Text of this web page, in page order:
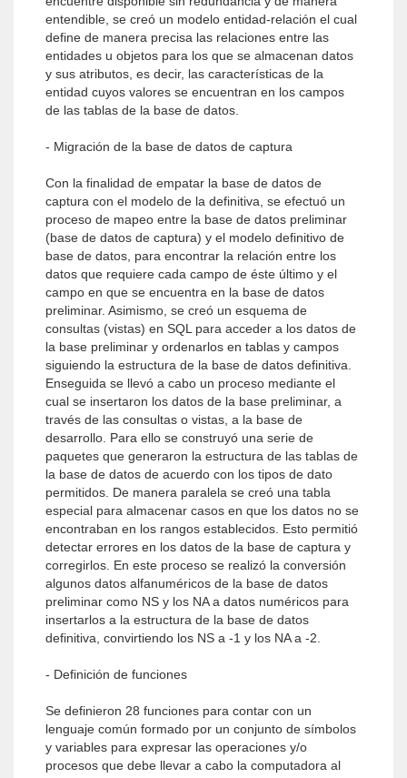
entendible, se creó un modelo entidad-relación el cual
define de manera precisa las relaciones entre las
entidades u objetos para los que se almacenan datos
y sus atributos, es decir, las características de la
entidad cuyos valores se encuentran en los campos
de las tablas de la base de datos.
- Migración de la base de datos de captura
Con la finalidad de empatar la base de datos de
captura con el modelo de la definitiva, se efectuó un
proceso de mapeo entre la base de datos preliminar
(base de datos de captura) y el modelo definitivo de
base de datos, para encontrar la relación entre los
datos que requiere cada campo de éste último y el
campo en que se encuentra en la base de datos
preliminar. Asimismo, se creó un esquema de
consultas (vistas) en SQL para acceder a los datos de
la base preliminar y ordenarlos en tablas y campos
siguiendo la estructura de la base de datos definitiva.
Enseguida se llevó a cabo un proceso mediante el
cual se insertaron los datos de la base preliminar, a
través de las consultas o vistas, a la base de
desarrollo. Para ello se construyó una serie de
paquetes que generaron la estructura de las tablas de
la base de datos de acuerdo con los tipos de dato
permitidos. De manera paralela se creó una tabla
especial para almacenar casos en que los datos no se
encontraban en los rangos establecidos. Esto permitió
detectar errores en los datos de la base de captura y
corregirlos. En este proceso se realizó la conversión
algunos datos alfanuméricos de la base de datos
preliminar como NS y los NA a datos numéricos para
insertarlos a la estructura de la base de datos
definitiva, convirtiendo los NS a -1 y los NA a -2.
- Definición de funciones
Se definieron 28 funciones para contar con un
lenguaje común formado por un conjunto de símbolos
y variables para expresar las operaciones y/o
procesos que debe llevar a cabo la computadora al